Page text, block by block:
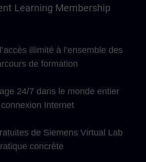
Learning Membership
illimité à l’ensemble des
de formation
24/7 dans le monde entier
Internet
de Siemens Virtual Lab
concrète